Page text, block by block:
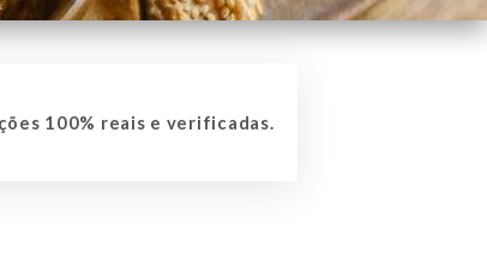
100% reais e verificadas.